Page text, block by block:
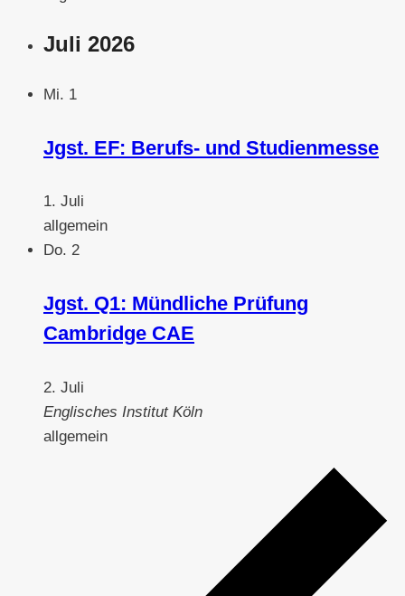
Juli 2026
Mi. 1
Jgst. EF: Berufs- und Studienmesse
1. Juli
allgemein
Do. 2
Jgst. Q1: Mündliche Prüfung
Cambridge CAE
2. Juli
Englisches Institut Köln
allgemein